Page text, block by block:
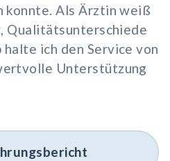
Als Ärztin weiß
Qualitätsunterschiede
halte ich den Service von
Unterstützung